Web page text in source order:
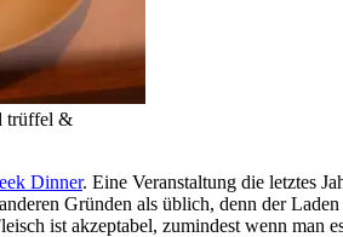
trüffel &
Dinner. Eine Veranstaltung die letztes
Gründen als üblich, denn der
ist akzeptabel, zumindest wenn